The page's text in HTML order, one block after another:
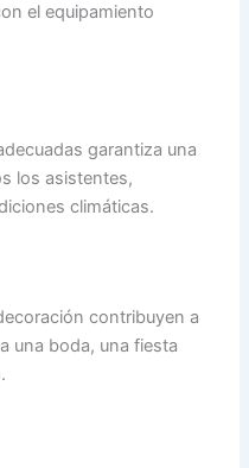
el equipamiento
garantiza una
los asistentes,
climáticas.
contribuyen a
una boda, una fiesta